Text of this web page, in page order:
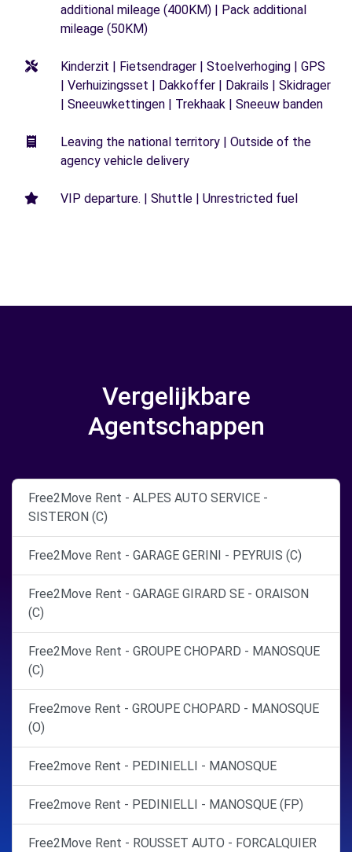
additional mileage (400KM) | Pack additional
mileage (50KM)
Kinderzit | Fietsendrager | Stoelverhoging | GPS
| Verhuizingsset | Dakkoffer | Dakrails | Skidrager
| Sneeuwkettingen | Trekhaak | Sneeuw banden
Leaving the national territory | Outside of the
agency vehicle delivery
VIP departure. | Shuttle | Unrestricted fuel
Vergelijkbare
Agentschappen
Free2Move Rent - ALPES AUTO SERVICE -
SISTERON (C)
Free2Move Rent - GARAGE GERINI - PEYRUIS (C)
Free2Move Rent - GARAGE GIRARD SE - ORAISON
(C)
Free2Move Rent - GROUPE CHOPARD - MANOSQUE
(C)
Free2move Rent - GROUPE CHOPARD - MANOSQUE
(O)
Free2move Rent - PEDINIELLI - MANOSQUE
Free2move Rent - PEDINIELLI - MANOSQUE (FP)
Free2Move Rent - ROUSSET AUTO - FORCALQUIER